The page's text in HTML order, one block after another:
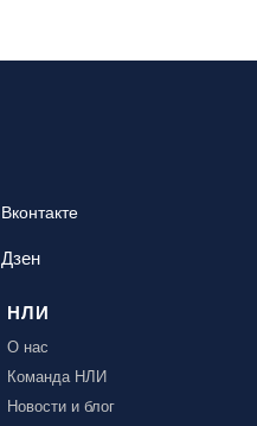
Вконтакте
Дзен
НЛИ
О нас
Команда НЛИ
Новости и блог